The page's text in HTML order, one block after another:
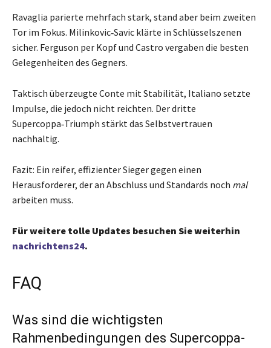
Ravaglia parierte mehrfach stark, stand aber beim zweiten
Tor im Fokus. Milinkovic‑Savic klärte in Schlüsselszenen
sicher. Ferguson per Kopf und Castro vergaben die besten
Gelegenheiten des Gegners.
Taktisch überzeugte Conte mit Stabilität, Italiano setzte
Impulse, die jedoch nicht reichten. Der dritte
Supercoppa‑Triumph stärkt das Selbstvertrauen
nachhaltig.
Fazit: Ein reifer, effizienter Sieger gegen einen
Herausforderer, der an Abschluss und Standards noch mal
arbeiten muss.
Für weitere tolle Updates besuchen Sie weiterhin
nachrichtens24.
FAQ
Was sind die wichtigsten
Rahmenbedingungen des Supercoppa-